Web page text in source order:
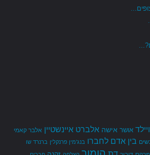
אושר אישה אלברט איינשטיין אלבר קאמי
בין אדם לחברו בנג'מין פרנקלין ברנרד שו